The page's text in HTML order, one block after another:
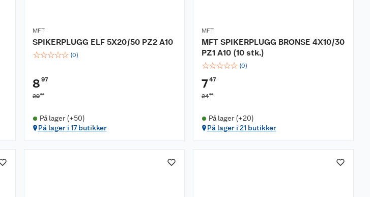
MFT
SPIKERPLUGG ELF 5X20/50 PZ2 A10
☆☆☆☆☆ (0)
8 97
2990
På lager (+50)
På lager i 17 butikker
MFT
MFT SPIKERPLUGG BRONSE 4X10/30
PZ1 A10 (10 stk.)
☆☆☆☆☆ (0)
747
2490
På lager (+20)
På lager i 21 butikker